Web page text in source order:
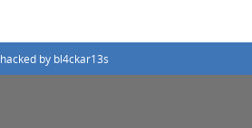
hacked by bl4ckar13s